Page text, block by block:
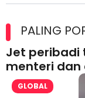
lesen separuh
PALING
Jet peribadi
menteri
GLOBAL